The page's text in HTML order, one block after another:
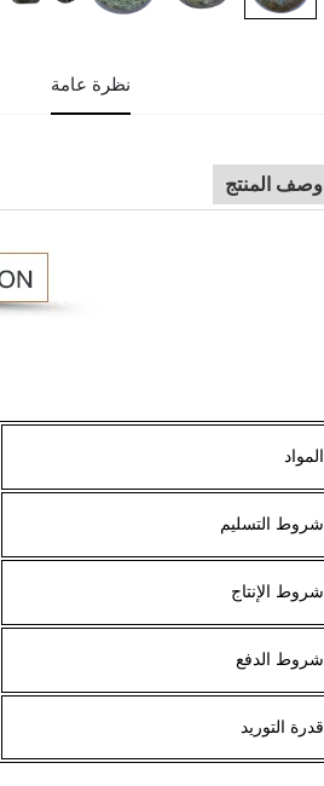
نظرة عامة
وصف المنتج
المواد
شروط التسليم
شروط الإنتاج
شروط الدفع
قدرة التوريد